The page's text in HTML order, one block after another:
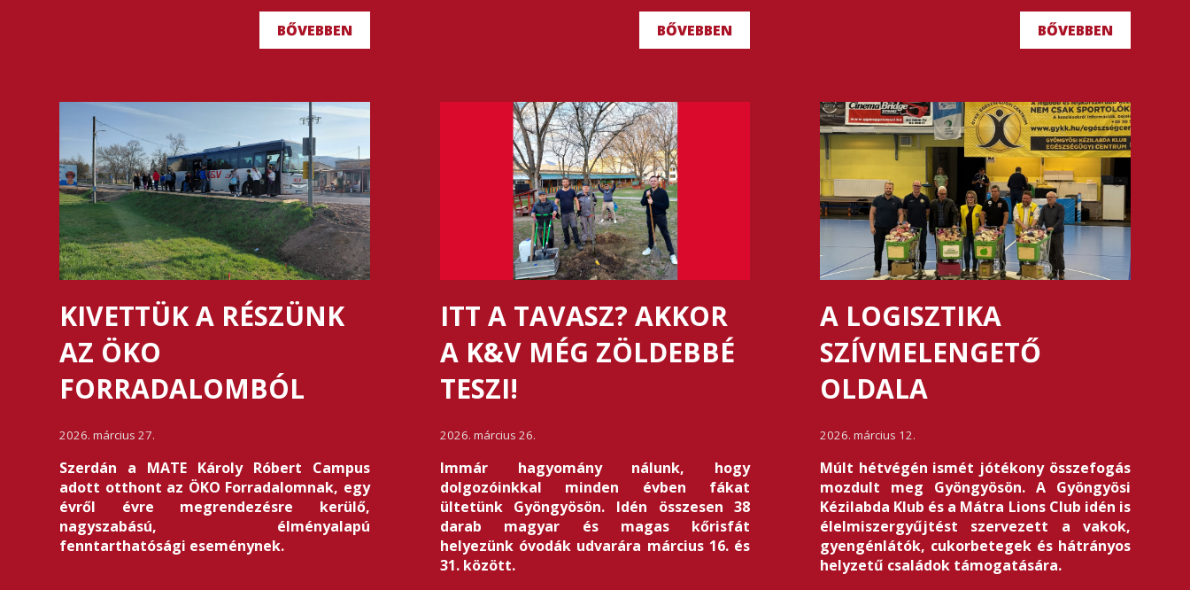
BŐVEBBEN BŐVEBBEN BŐVEBBEN
KIVETTÜK A RÉSZÜNK
AZ ÖKO
FORRADALOMBÓL
2026. március 27.
Szerdán a MATE Károly Róbert Campus
adott otthont az ÖKO Forradalomnak, egy
évről évre megrendezésre kerülő,
nagyszabású, élményalapú
fenntarthatósági eseménynek.
ITT A TAVASZ? AKKOR
A K&V MÉG ZÖLDEBBÉ
TESZI!
2026. március 26.
Immár hagyomány nálunk, hogy
dolgozóinkkal minden évben fákat
ültetünk Gyöngyösön. Idén összesen 38
darab magyar és magas kőrisfát
helyezünk óvodák udvarára március 16. és
31. között.
A LOGISZTIKA
SZÍVMELENGETŐ
OLDALA
2026. március 12.
Múlt hétvégén ismét jótékony összefogás
mozdult meg Gyöngyösön. A Gyöngyösi
Kézilabda Klub és a Mátra Lions Club idén is
élelmiszergyűjtést szervezett a vakok,
gyengénlátók, cukorbetegek és hátrányos
helyzetű családok támogatására.